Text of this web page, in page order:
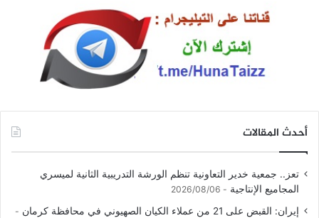
أحدث المقالات
تعز.. جمعية خدير التعاونية تنظم الورشة التدريبية الثانية لميسري
المجاميع الإنتاجية
2026/08/06
إيران: القبض على 21 من عملاء الكيان الصهيوني في محافظة كرمان